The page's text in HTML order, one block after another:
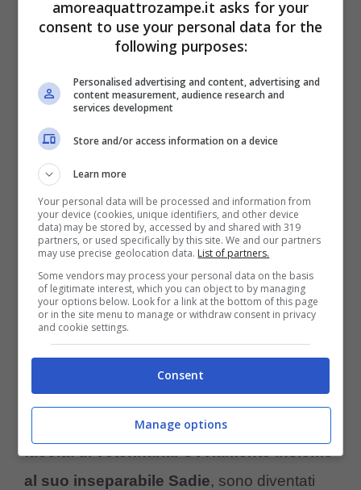
Makaela ha dichiarato che spesso le
persone non capiscono che per lei è una
vera e propria ancora di salvezza ed, oltre al
supporto medico ha trascorso in modo
costante la sua vita come universitaria,
partecipando a lezioni, laboratori e sessioni
di studio.
Ecco perché effettivamente,Sadie, meritava
anche lei la laurea.Molto probabilmente
quello che ha colpito maggiormente il
pubblico è stato l’aver riconosciuto, in modo
pubblico, il ruolo degli animali da assistenza.
Una volta presa la laurea Makaela
continuerà il suo percorso entrando nella
facoltà di veterinaria. Ovviamente insieme
al suo inseparabile Sadie, sono diventati
amoreaquattrozampe.it asks for your
consent to use your personal data for the
following purposes:
Personalised advertising and content, advertising and
content measurement, audience research and
services development
Store and/or access information on a device
Learn more
Your personal data will be processed and information from
your device (cookies, unique identifiers, and other device
data) may be stored by, accessed by and shared with 319
partners, or used specifically by this site. We and our partners
may use precise geolocation data. List of partners.
Some vendors may process your personal data on the basis
of legitimate interest, which you can object to by managing
your options below. Look for a link at the bottom of this page
or in the site menu to manage or withdraw consent in privacy
and cookie settings.
Consent
Manage options